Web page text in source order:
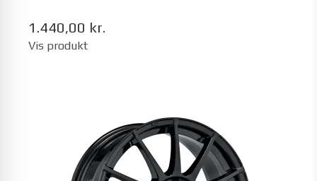
1.440,00 kr.
Vis produkt